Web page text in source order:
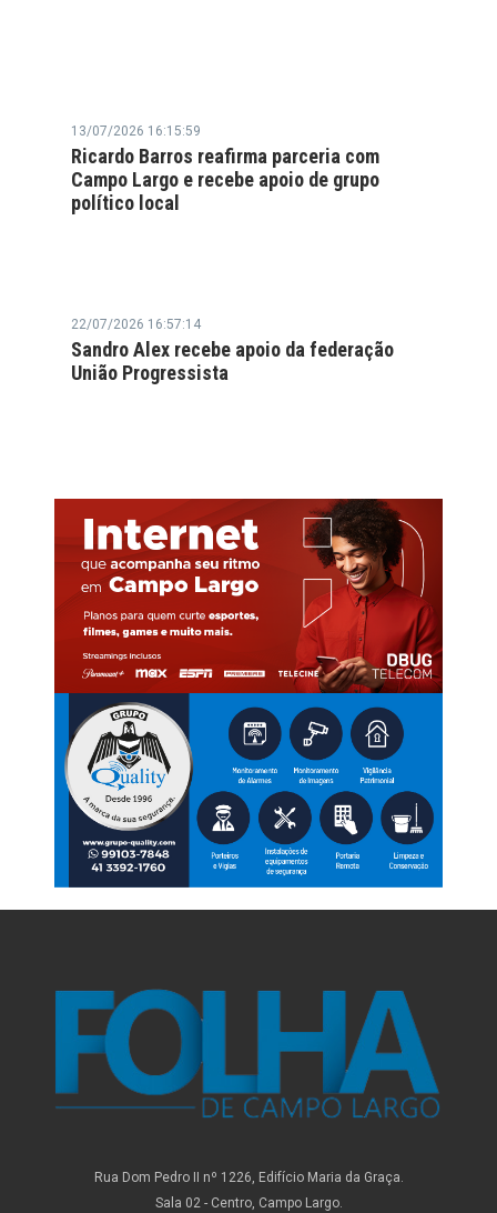
13/07/2026 16:15:59
Ricardo Barros reafirma parceria com
Campo Largo e recebe apoio de grupo
político local
22/07/2026 16:57:14
Sandro Alex recebe apoio da federação
União Progressista
Rua Dom Pedro II nº 1226, Edifício Maria da Graça.
Sala 02 - Centro, Campo Largo.